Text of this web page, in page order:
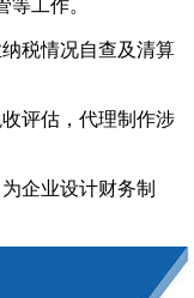
工作。
税情况自查及清算
评估，代理制作涉
企业设计财务制